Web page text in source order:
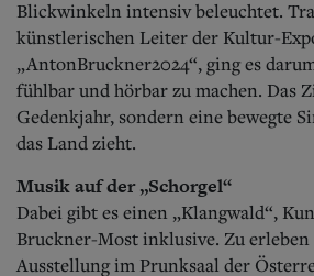
Blickwinkeln intensiv beleuchtet.
künstlerischen Leiter der Kultur-
„AntonBruckner2024“, ging es
fühlbar und hörbar zu machen. Das
Gedenkjahr, sondern eine bewegte
das Land zieht.
Musik auf der „Schorgel“
Dabei gibt es einen „Klangwald“,
Bruckner-Most inklusive. Zu
Ausstellung im Prunksaal der